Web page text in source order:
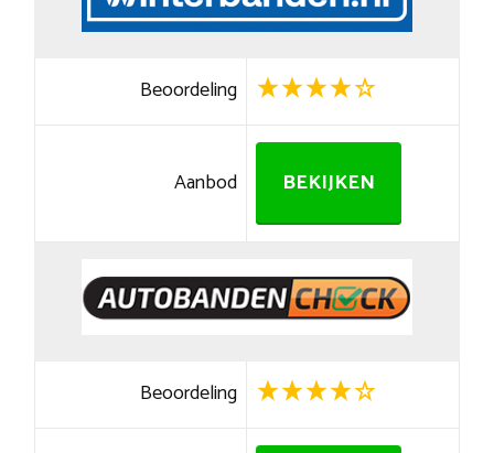
Beoordeling
Aanbod BEKIJKEN
Beoordeling